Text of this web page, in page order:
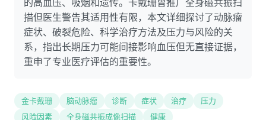
的高血压、吸烟和遗传。卡戴珊曾推广全身磁共振扫
描但医生警告其适用性有限，本文详细探讨了动脉瘤
症状、破裂危险、科学治疗方法及压力与风险的关
系，指出长期压力可能间接影响血压但无直接证据，
重申了专业医疗评估的重要性。
金卡戴珊 脑动脉瘤 诊断 症状 治疗
压力
风险因素
全身磁共振成像扫描 健康